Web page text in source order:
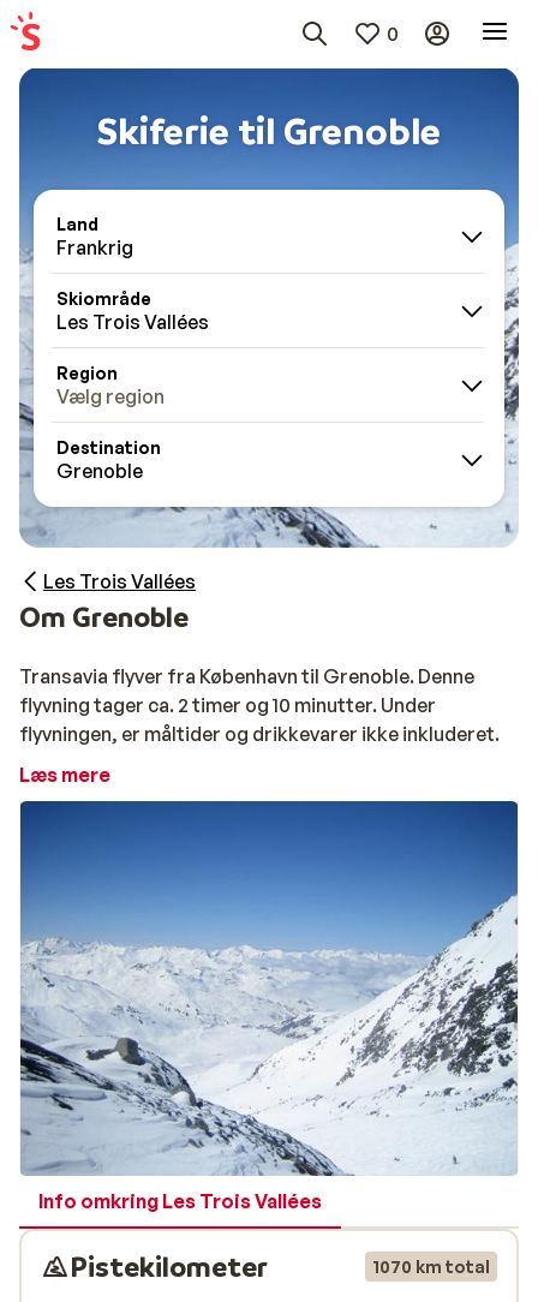
0
Skiferie til Grenoble
Land
Frankrig
Skiområde
Les Trois Vallées
Region
Vælg region
Destination
Grenoble
Les Trois Vallées
Om Grenoble
Transavia flyver fra København til Grenoble. Denne
flyvning tager ca. 2 timer og 10 minutter. Under
flyvningen, er måltider og drikkevarer ikke inkluderet.
Læs mere
Info omkring Les Trois Vallées
Pistekilometer 1070 km total